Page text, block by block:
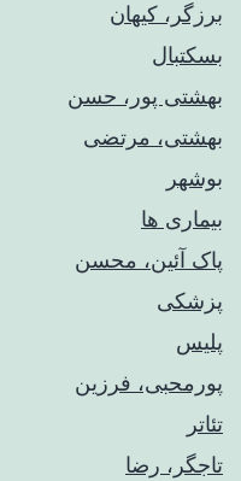
برزگر، کیهان
بسکتبال
بهشتی پور، حسن
بهشتی، مرتضی
بوشهر
بیماری ها
پاک آئین، محسن
پزشکی
پلیس
پورمحبی، فرزین
تئاتر
تاجگر، رضا